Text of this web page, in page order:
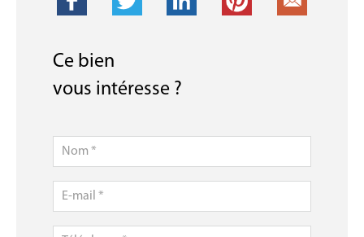
Ce bien
vous intéresse ?